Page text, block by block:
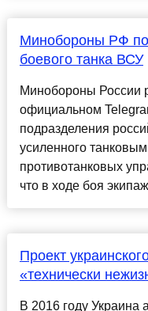
Минобороны РФ
боевого танка ВСУ
Минобороны России
официальном
подразделения
усиленного
противотанковых
что в ходе боя
Проект
«технически
В 2016 году Украина